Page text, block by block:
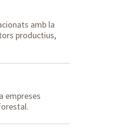
amb la
productius,
empreses